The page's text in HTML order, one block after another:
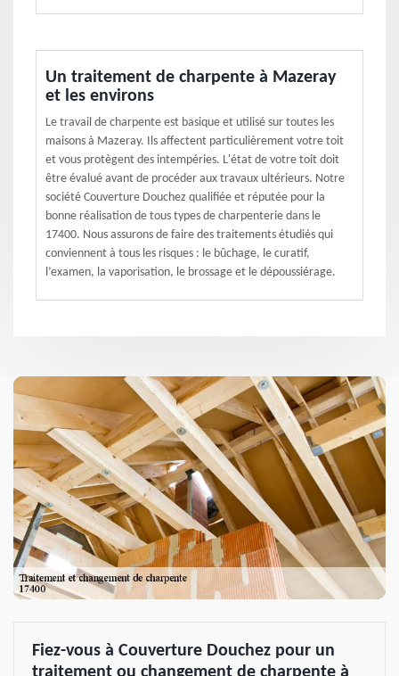
Un traitement de charpente à Mazeray
et les environs
Le travail de charpente est basique et utilisé sur toutes les
maisons à Mazeray. Ils affectent particulièrement votre toit
et vous protègent des intempéries. L'état de votre toit doit
être évalué avant de procéder aux travaux ultérieurs. Notre
société Couverture Douchez qualifiée et réputée pour la
bonne réalisation de tous types de charpenterie dans le
17400. Nous assurons de faire des traitements étudiés qui
conviennent à tous les risques : le bûchage, le curatif,
l’examen, la vaporisation, le brossage et le dépoussiérage.
Fiez-vous à Couverture Douchez pour un
traitement ou changement de charpente à